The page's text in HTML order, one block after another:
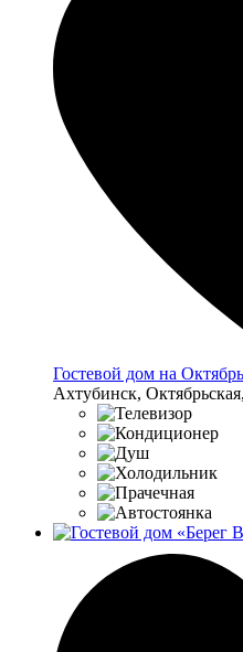
Гостевой дом на
Ахтубинск,